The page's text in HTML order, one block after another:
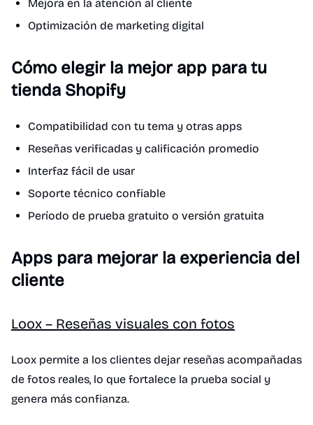
Mejora en la atención al cliente
Optimización de marketing digital
Cómo elegir la mejor app para tu
tienda Shopify
Compatibilidad con tu tema y otras apps
Reseñas verificadas y calificación promedio
Interfaz fácil de usar
Soporte técnico confiable
Período de prueba gratuito o versión gratuita
Apps para mejorar la experiencia del
cliente
Loox – Reseñas visuales con fotos
Loox permite a los clientes dejar reseñas acompañadas
de fotos reales, lo que fortalece la prueba social y
genera más confianza.